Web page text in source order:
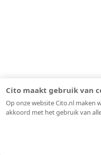
Cito maakt gebruik van
Op onze website Cito.nl maken
akkoord met het gebruik van